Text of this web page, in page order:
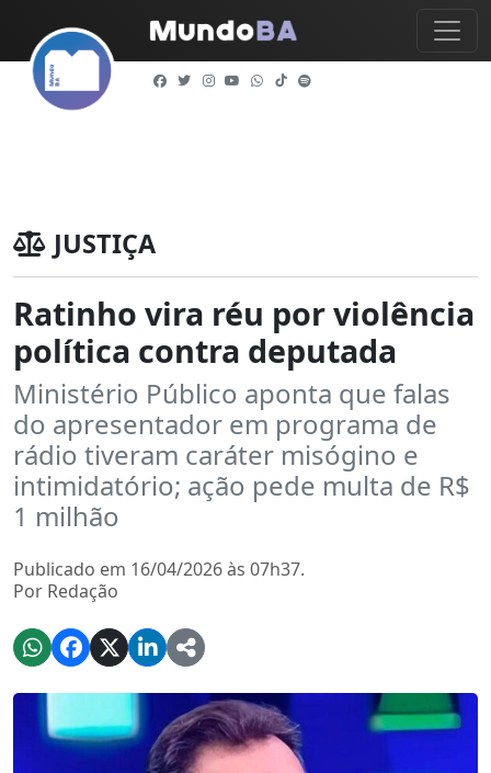
JUSTIÇA
Ratinho vira réu por violência
política contra deputada
Ministério Público aponta que falas
do apresentador em programa de
rádio tiveram caráter misógino e
intimidatório; ação pede multa de R$
1 milhão
Publicado em 16/04/2026 às 07h37.
Por Redação